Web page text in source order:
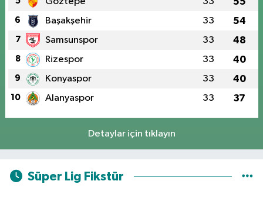
6 Başakşehir 33 54
7 Samsunspor 33 48
8 Rizespor 33 40
9 Konyaspor 33 40
10 Alanyaspor 33 37
Detaylar için tıklayın
Süper Lig Fikstür